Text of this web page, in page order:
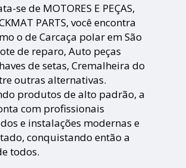
se de MOTORES E PEÇAS,
PARTS, você encontra
o de Carcaça polar em São
de reparo, Auto peças
de setas, Cremalheira do
outras alternativas.
produtos de alto padrão, a
com profissionais
e instalações modernas e
conquistando então a
todos.